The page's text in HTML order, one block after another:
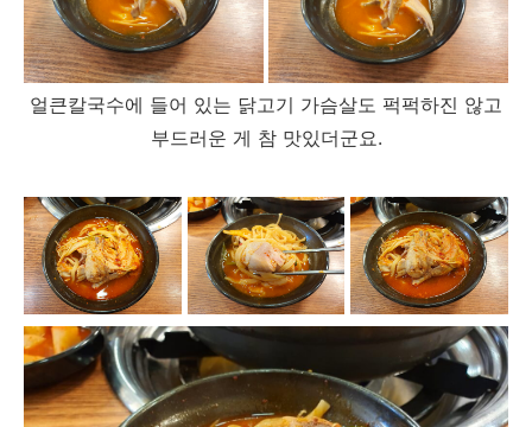
얼큰칼국수에 들어 있는 닭고기 가슴살도 퍽퍽하진 않고
부드러운 게 참 맛있더군요.